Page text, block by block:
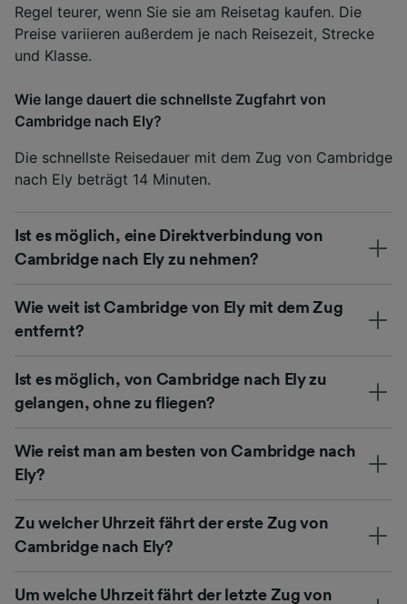
Regel teurer, wenn Sie sie am Reisetag kaufen. Die
Preise variieren außerdem je nach Reisezeit, Strecke
und Klasse.
Wie lange dauert die schnellste Zugfahrt von
Cambridge nach Ely?
Die schnellste Reisedauer mit dem Zug von Cambridge
nach Ely beträgt 14 Minuten.
Ist es möglich, eine Direktverbindung von
Cambridge nach Ely zu nehmen?
Wie weit ist Cambridge von Ely mit dem Zug
entfernt?
Ist es möglich, von Cambridge nach Ely zu
gelangen, ohne zu fliegen?
Wie reist man am besten von Cambridge nach
Ely?
Zu welcher Uhrzeit fährt der erste Zug von
Cambridge nach Ely?
Um welche Uhrzeit fährt der letzte Zug von